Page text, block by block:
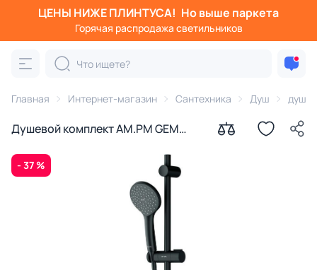
ЦЕНЫ НИЖЕ ПЛИНТУСА! Но выше паркета
Горячая распродажа светильников
Главная Интернет-магазин Сантехника Душ
Душевой комплект AM.PM GEM
- 37 %